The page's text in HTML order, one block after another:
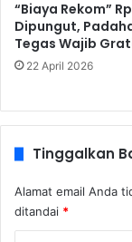
“Biaya Rekom”
Dipungut,
Tegas Wajib
22 April 2026
Tinggalkan
Alamat email Anda
ditandai *